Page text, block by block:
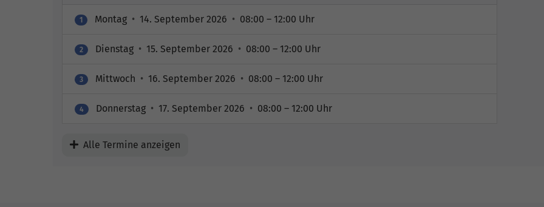
1 Montag • 14. September 2026 • 08:00 – 12:00 Uhr
2 Dienstag • 15. September 2026 • 08:00 – 12:00 Uhr
3 Mittwoch • 16. September 2026 • 08:00 – 12:00 Uhr
4 Donnerstag • 17. September 2026 • 08:00 – 12:00 Uhr
Alle Termine anzeigen